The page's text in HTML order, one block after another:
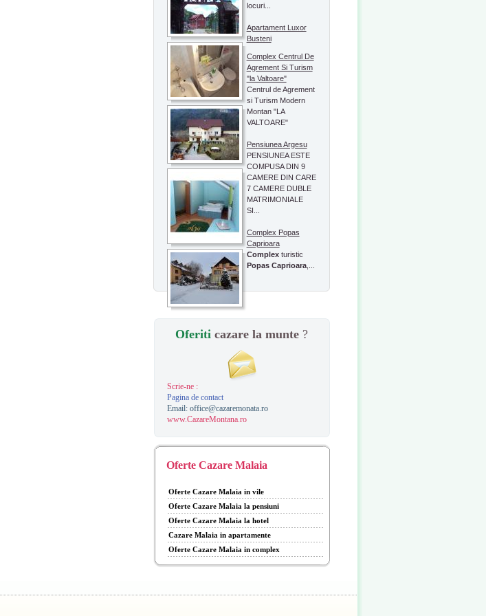
locuri...
Apartament Luxor
Busteni
Complex Centrul De
Agrement Si Turism
"la Valtoare"
Centrul de Agrement
si Turism Modern
Montan "LA
VALTOARE"
Pensiunea Argesu
PENSIUNEA ESTE
COMPUSA DIN 9
CAMERE DIN CARE
7 CAMERE DUBLE
MATRIMONIALE
SI...
Complex Popas
Caprioara
Complexturistic
Popas Caprioara,...
Oferiti cazare la munte ?
Scrie-ne :
Pagina de contact
Email: office@cazaremonata.ro
www.CazareMontana.ro
Oferte Cazare Malaia
Oferte Cazare Malaia in vile
Oferte Cazare Malaia la pensiuni
Oferte Cazare Malaia la hotel
Cazare Malaia in apartamente
Oferte Cazare Malaia in complex